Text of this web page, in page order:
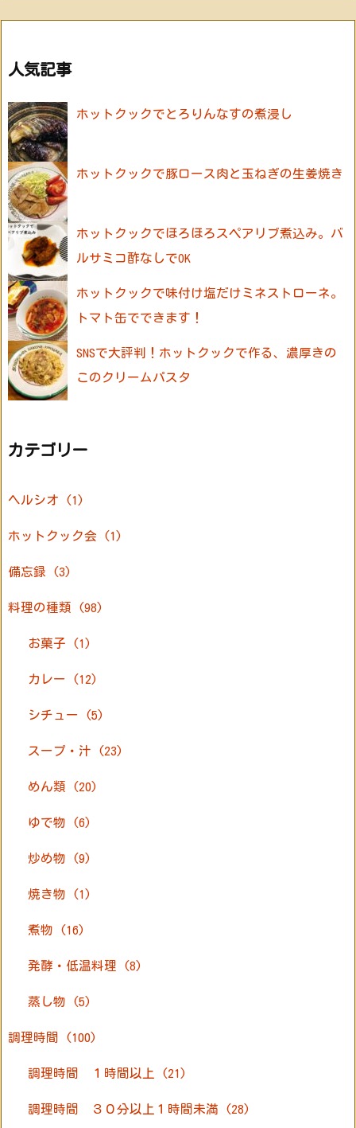
人気記事
ホットクックでとろりんなすの煮浸し
ホットクックで豚ロース肉と玉ねぎの生姜焼き
ホットクックでほろほろスペアリブ煮込み。バ
ルサミコ酢なしでOK
ホットクックで味付け塩だけミネストローネ。
トマト缶でできます！
SNSで大評判！ホットクックで作る、濃厚きの
このクリームパスタ
カテゴリー
ヘルシオ (1)
ホットクック会 (1)
備忘録 (3)
料理の種類 (98)
お菓子 (1)
カレー (12)
シチュー (5)
スープ・汁 (23)
めん類 (20)
ゆで物 (6)
炒め物 (9)
焼き物 (1)
煮物 (16)
発酵・低温料理 (8)
蒸し物 (5)
調理時間 (100)
調理時間 １時間以上 (21)
調理時間 ３０分以上１時間未満 (28)